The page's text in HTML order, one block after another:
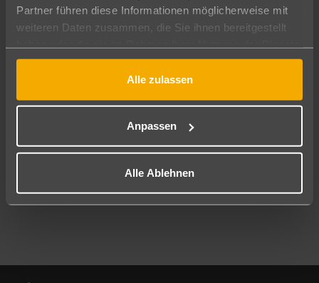
Partner führen diese Informationen möglicherweise mit
weiteren Daten zusammen, die Sie ihnen bereitgestellt
gesammelt haben.
Alle zulassen
Anpassen
Alle Ablehnen
Alle Abflughäfen
11.08.26–09.08.27 7-21 Nächte
Mehr Filter anzeigen